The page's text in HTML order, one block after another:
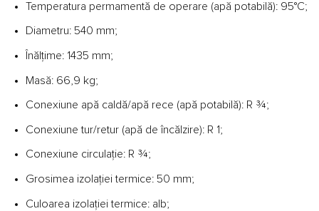
Temperatura permamentă de operare (apă potabilă): 95°C;
Diametru: 540 mm;
Înălțime: 1435 mm;
Masă: 66,9 kg;
Conexiune apă caldă/apă rece (apă potabilă): R ¾;
Conexiune tur/retur (apă de încălzire): R 1;
Conexiune circulație: R ¾;
Grosimea izolației termice: 50 mm;
Culoarea izolației termice: alb;